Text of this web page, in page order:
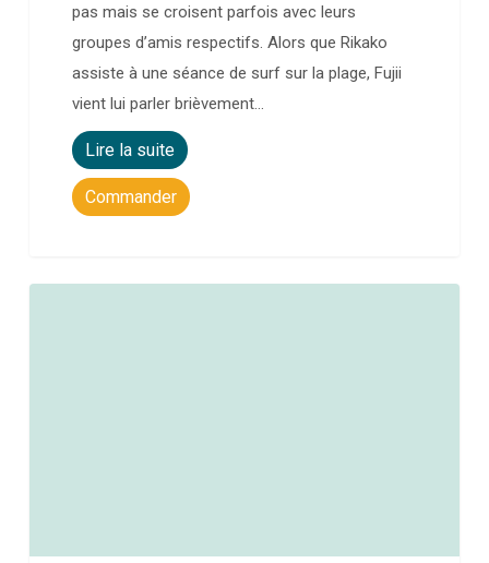
pas mais se croisent parfois avec leurs
groupes d’amis respectifs. Alors que Rikako
assiste à une séance de surf sur la plage, Fujii
vient lui parler brièvement…
Lire la suite
Commander